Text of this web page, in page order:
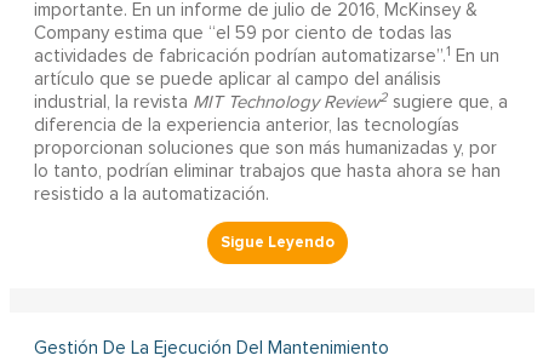
importante. En un informe de julio de 2016, McKinsey &
Company estima que “el 59 por ciento de todas las
actividades de fabricación podrían automatizarse”.1
En un
artículo que se puede aplicar al campo del análisis
industrial, la revista MIT Technology Review2sugiere que, a
diferencia de la experiencia anterior, las tecnologías
proporcionan soluciones que son más humanizadas y, por
lo tanto, podrían eliminar trabajos que hasta ahora se han
resistido a la automatización.
Gestión De La Ejecución Del Mantenimiento